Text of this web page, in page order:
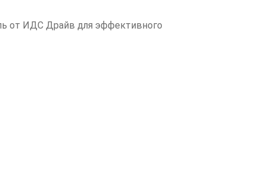
от ИДС Драйв для эффективного